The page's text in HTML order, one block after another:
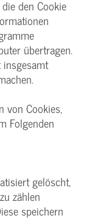
den Cookie
übertragen.
insgesamt
von Cookies,
Folgenden
gelöscht,
zählen
speichern